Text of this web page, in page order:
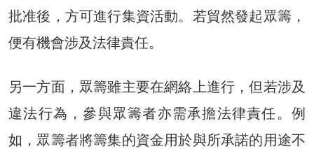
批准後，方可進行集資活動。若貿然發起眾籌，
便有機會涉及法律責任。
另一方面，眾籌雖主要在網絡上進行，但若涉及
違法行為，參與眾籌者亦需承擔法律責任。例
如，眾籌者將籌集的資金用於與所承諾的用途不